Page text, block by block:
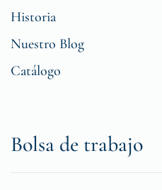
Historia
Nuestro Blog
Catálogo
Bolsa de trabajo